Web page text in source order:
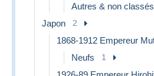
Autres & non classés
Japon 2
Neufs 1